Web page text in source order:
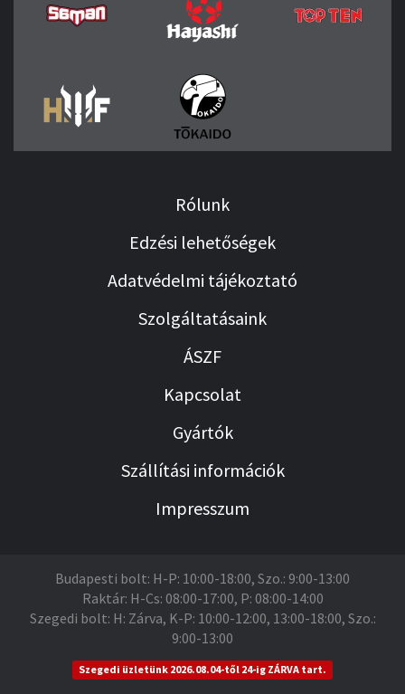
Rólunk
Edzési lehetőségek
Adatvédelmi tájékoztató
Szolgáltatásaink
ÁSZF
Kapcsolat
Gyártók
Szállítási információk
Impresszum
Budapesti bolt: H-P: 10:00-18:00, Szo.: 9:00-13:00
Raktár: H-Cs: 08:00-17:00, P: 08:00-14:00
Szegedi bolt: H: Zárva, K-P: 10:00-12:00, 13:00-18:00, Szo.:
9:00-13:00
Szegedi üzletünk 2026.08.04-től 24-ig ZÁRVA tart.